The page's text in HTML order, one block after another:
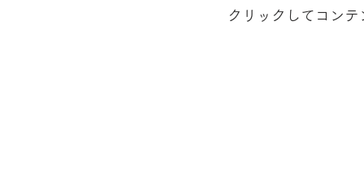
クリックしてコン